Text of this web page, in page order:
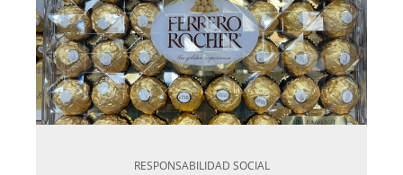
RESPONSABILIDAD SOCIAL